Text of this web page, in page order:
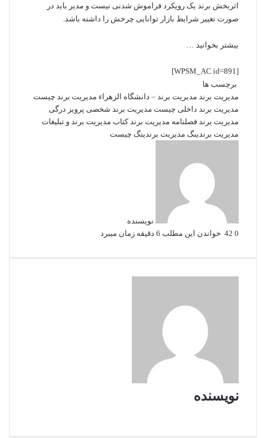
اثربخش برند یک رویکرد فراموش شدنی نیست و مدیر باید در
صورت تغییر شرایط بازار توانایی چرخش را داشته باشد.
بیشتر بخوانید …
[WPSM_AC id=891]
برچسب ها
مدیریت برند مدیریت برند – دانشگاه الزهراء مدیریت برند چیست
مدیریت برند داخلی چیست مدیریت برند شخصی پرویز درگی
مدیریت برند فصلنامه مدیریت برند کتاب مدیریت برند و تبلیغات
مدیریت برندینگ مدیریت برندینگ چیست
نویسنده
0
خواندن این مطلب 6 دقیقه زمان میبرد
نویسنده